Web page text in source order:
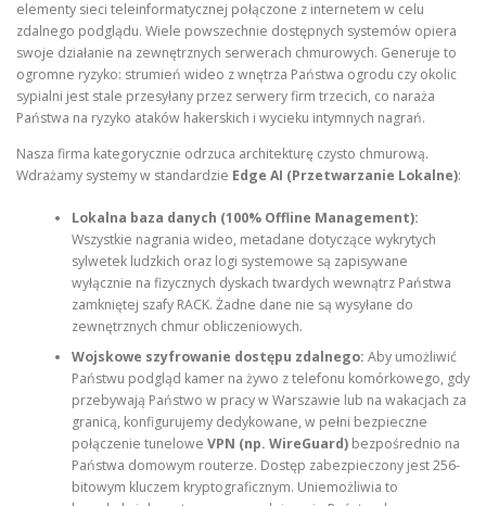
elementy sieci teleinformatycznej połączone z internetem w celu
zdalnego podglądu. Wiele powszechnie dostępnych systemów opiera
swoje działanie na zewnętrznych serwerach chmurowych. Generuje to
ogromne ryzyko: strumień wideo z wnętrza Państwa ogrodu czy okolic
sypialni jest stale przesyłany przez serwery firm trzecich, co naraża
Państwa na ryzyko ataków hakerskich i wycieku intymnych nagrań.
Nasza firma kategorycznie odrzuca architekturę czysto chmurową.
Wdrażamy systemy w standardzie Edge AI (Przetwarzanie Lokalne):
Lokalna baza danych (100% Offline Management):
Wszystkie nagrania wideo, metadane dotyczące wykrytych
sylwetek ludzkich oraz logi systemowe są zapisywane
wyłącznie na fizycznych dyskach twardych wewnątrz Państwa
zamkniętej szafy RACK. Żadne dane nie są wysyłane do
zewnętrznych chmur obliczeniowych.
Wojskowe szyfrowanie dostępu zdalnego: Aby umożliwić
Państwu podgląd kamer na żywo z telefonu komórkowego, gdy
przebywają Państwo w pracy w Warszawie lub na wakacjach za
granicą, konfigurujemy dedykowane, w pełni bezpieczne
połączenie tunelowe VPN (np. WireGuard)bezpośrednio na
Państwa domowym routerze. Dostęp zabezpieczony jest 256-
bitowym kluczem kryptograficznym. Uniemożliwia to